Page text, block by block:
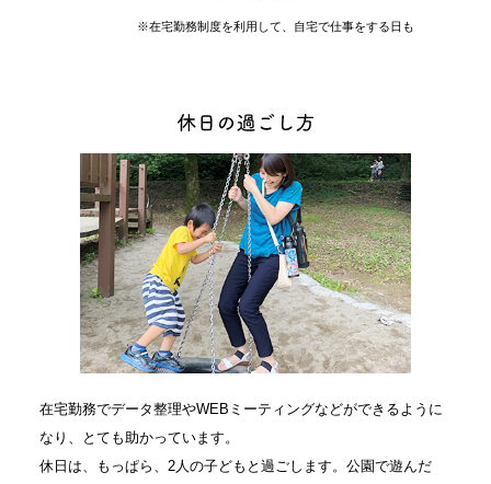
※在宅勤務制度を利用して、自宅で仕事をする日も
在宅勤務でデータ整理やWEBミーティングなどができるように
なり、とても助かっています。
休日は、もっぱら、2人の子どもと過ごします。公園で遊んだ